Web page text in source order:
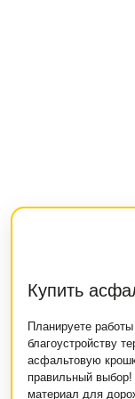
Купить
Планируете
благоустройству
асфальтовую
правильный
материал для